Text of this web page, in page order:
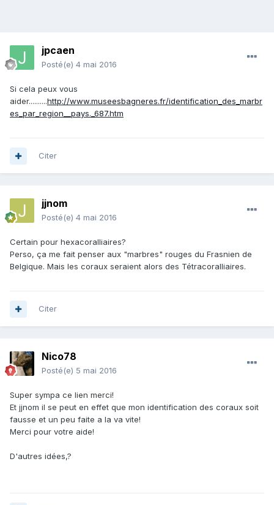
jpcaen
Posté(e) 4 mai 2016
Si cela peux vous
aider..........http://www.museesbagneres.fr/identification_des_marbr
es_par_region__pays._687.htm
Citer
jjnom
Posté(e) 4 mai 2016
Certain pour hexacoralliaires?
Perso, ça me fait penser aux "marbres" rouges du Frasnien de
Belgique. Mais les coraux seraient alors des Tétracoralliaires.
Citer
Nico78
Posté(e) 5 mai 2016
Super sympa ce lien merci!
Et jjnom il se peut en effet que mon identification des coraux soit
fausse et un peu faite a la va vite!
Merci pour votre aide!
D'autres idées,?